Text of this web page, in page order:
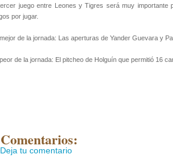
juego entre Leones y Tigres será muy importante
por jugar.
de la jornada: Las aperturas de Yander Guevara y
de la jornada: El pitcheo de Holguín que permitió 16
Deja tu comentario